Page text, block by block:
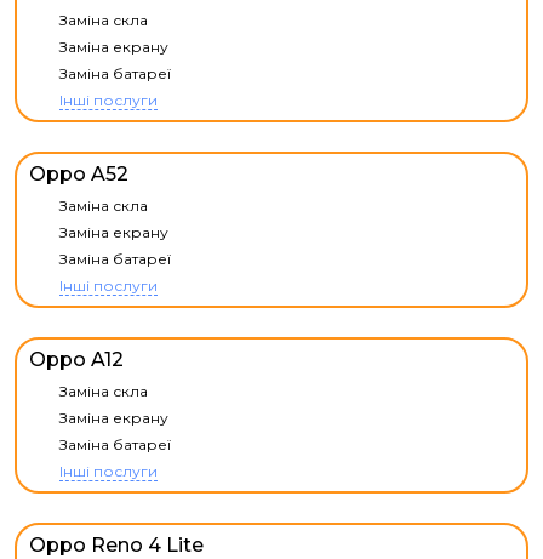
Заміна скла
Заміна екрану
Заміна батареї
Інші послуги
Oppo A52
Заміна скла
Заміна екрану
Заміна батареї
Інші послуги
Oppo A12
Заміна скла
Заміна екрану
Заміна батареї
Інші послуги
Oppo Reno 4 Lite